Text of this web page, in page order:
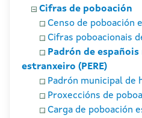
Cifras de poboación
Censo de poboación
Cifras poboacionais
Padrón de
estranxeiro (PERE)
Padrón municipal de
Proxeccións de
Carga de poboación